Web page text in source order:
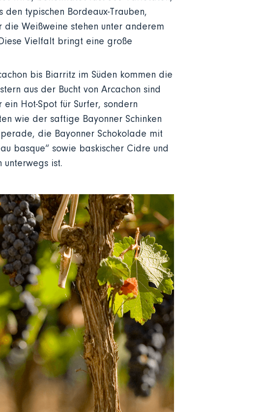
typischen Bordeaux-Trauben,
die Weißweine stehen unter anderem
Vielfalt bringt eine große
bis Biarritz im Süden kommen die
aus der Bucht von Arcachon sind
Hot-Spot für Surfer, sondern
wie der saftige Bayonner Schinken
die Bayonner Schokolade mit
basque“ sowie baskischer Cidre und
unterwegs ist.